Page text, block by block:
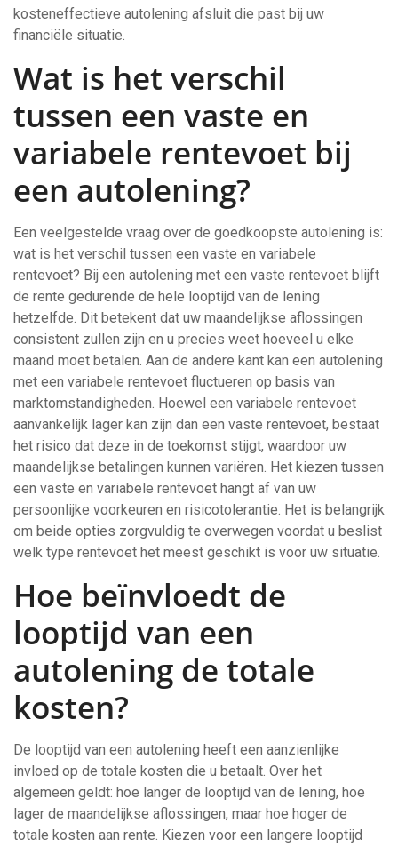
kosteneffectieve autolening afsluit die past bij uw
financiële situatie.
Wat is het verschil
tussen een vaste en
variabele rentevoet bij
een autolening?
Een veelgestelde vraag over de goedkoopste autolening is:
wat is het verschil tussen een vaste en variabele
rentevoet? Bij een autolening met een vaste rentevoet blijft
de rente gedurende de hele looptijd van de lening
hetzelfde. Dit betekent dat uw maandelijkse aflossingen
consistent zullen zijn en u precies weet hoeveel u elke
maand moet betalen. Aan de andere kant kan een autolening
met een variabele rentevoet fluctueren op basis van
marktomstandigheden. Hoewel een variabele rentevoet
aanvankelijk lager kan zijn dan een vaste rentevoet, bestaat
het risico dat deze in de toekomst stijgt, waardoor uw
maandelijkse betalingen kunnen variëren. Het kiezen tussen
een vaste en variabele rentevoet hangt af van uw
persoonlijke voorkeuren en risicotolerantie. Het is belangrijk
om beide opties zorgvuldig te overwegen voordat u beslist
welk type rentevoet het meest geschikt is voor uw situatie.
Hoe beïnvloedt de
looptijd van een
autolening de totale
kosten?
De looptijd van een autolening heeft een aanzienlijke
invloed op de totale kosten die u betaalt. Over het
algemeen geldt: hoe langer de looptijd van de lening, hoe
lager de maandelijkse aflossingen, maar hoe hoger de
totale kosten aan rente. Kiezen voor een langere looptijd